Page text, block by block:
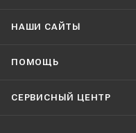
НАШИ CАЙТЫ
ПОМОЩЬ
СЕРВИСНЫЙ ЦЕНТР